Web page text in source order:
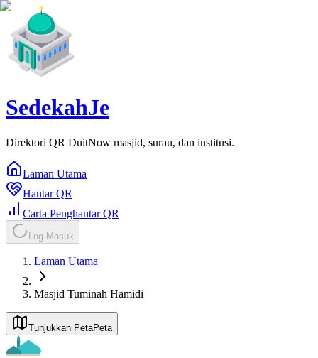
SedekahJe
Direktori QR DuitNow masjid, surau, dan institusi.
Laman Utama
Hantar QR
Carta Penghantar QR
Log Masuk
Laman Utama
Masjid Tuminah Hamidi
Tunjukkan PetaPeta